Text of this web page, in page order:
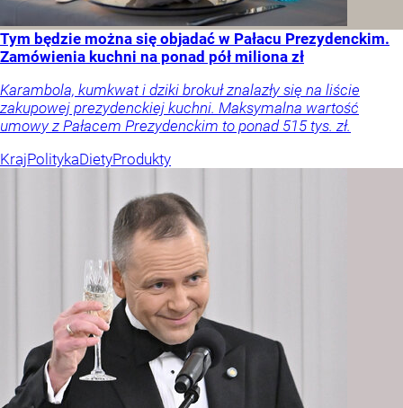
Tym będzie można się objadać w Pałacu Prezydenckim.
Zamówienia kuchni na ponad pół miliona zł
Karambola, kumkwat i dziki brokuł znalazły się na liście
zakupowej prezydenckiej kuchni. Maksymalna wartość
umowy z Pałacem Prezydenckim to ponad 515 tys. zł.
KrajPolitykaDietyProdukty